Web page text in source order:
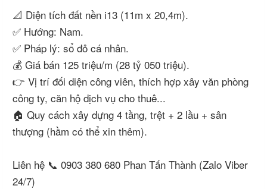
📐 Diện tích đất nền i13 (11m x 20,4m).
✅ Hướng: Nam.
✅ Pháp lý: sổ đỏ cá nhân.
💰 Giá bán 125 triệu/m (28 tỷ 050 triệu).
👉 Vị trí đối diện công viên, thích hợp xây văn phòng
công ty, căn hộ dịch vụ cho thuê...
🏠 Quy cách xây dựng 4 tầng, trệt + 2 lầu + sân
thượng (hầm có thể xin thêm).
Liên hệ 📞 0903 380 680 Phan Tấn Thành (Zalo Viber
24/7)